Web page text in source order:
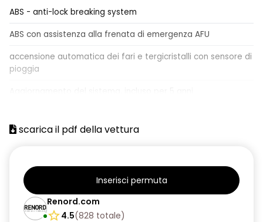
ABS - anti-lock breaking system
ABS con assistenza alla frenata di emergenza AFU
accensione automatica dei fari e tergicristalli con sensore di
pioggia
posteriori
alzacristalli anteriori elettrici impulsionali
alzacristalli posteriori elettrici impulsionali
assistenza alla partenza in salita
scarica il pdf della vettura
Inserisci permuta
Renord.com
4.5(828 totale)